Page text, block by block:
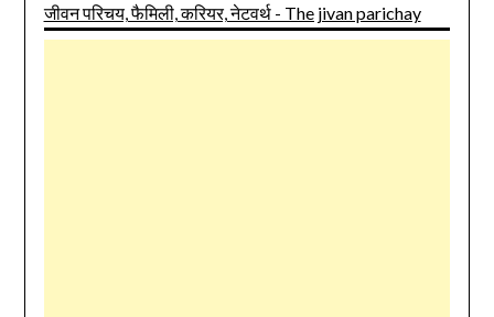
जीवन परिचय, फैमिली, करियर, नेटवर्थ - The jivan parichay